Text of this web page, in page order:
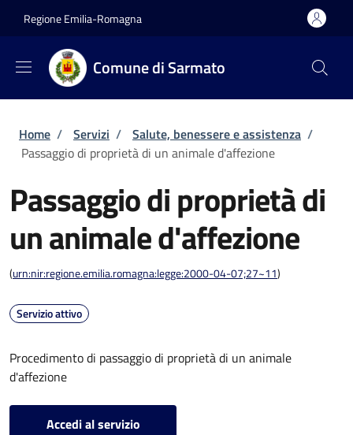
Regione Emilia-Romagna
Comune di Sarmato
Briciole di pane
Home / Servizi / Salute, benessere e assistenza /
Passaggio di proprietà di un animale d'affezione
Passaggio di proprietà di
un animale d'affezione
(urn:nir:regione.emilia.romagna:legge:2000-04-07;27~11)
Servizio attivo
Procedimento di passaggio di proprietà di un animale
d'affezione
Accedi al servizio